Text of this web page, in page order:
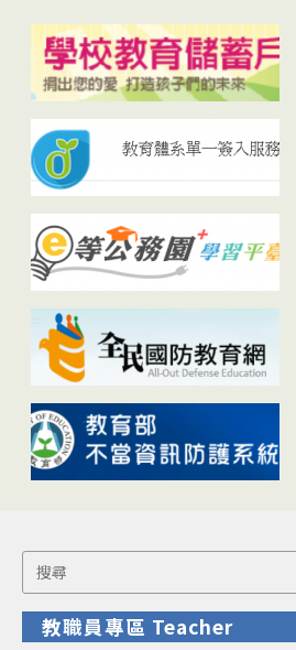
Search
for:
教職員專區 Teacher